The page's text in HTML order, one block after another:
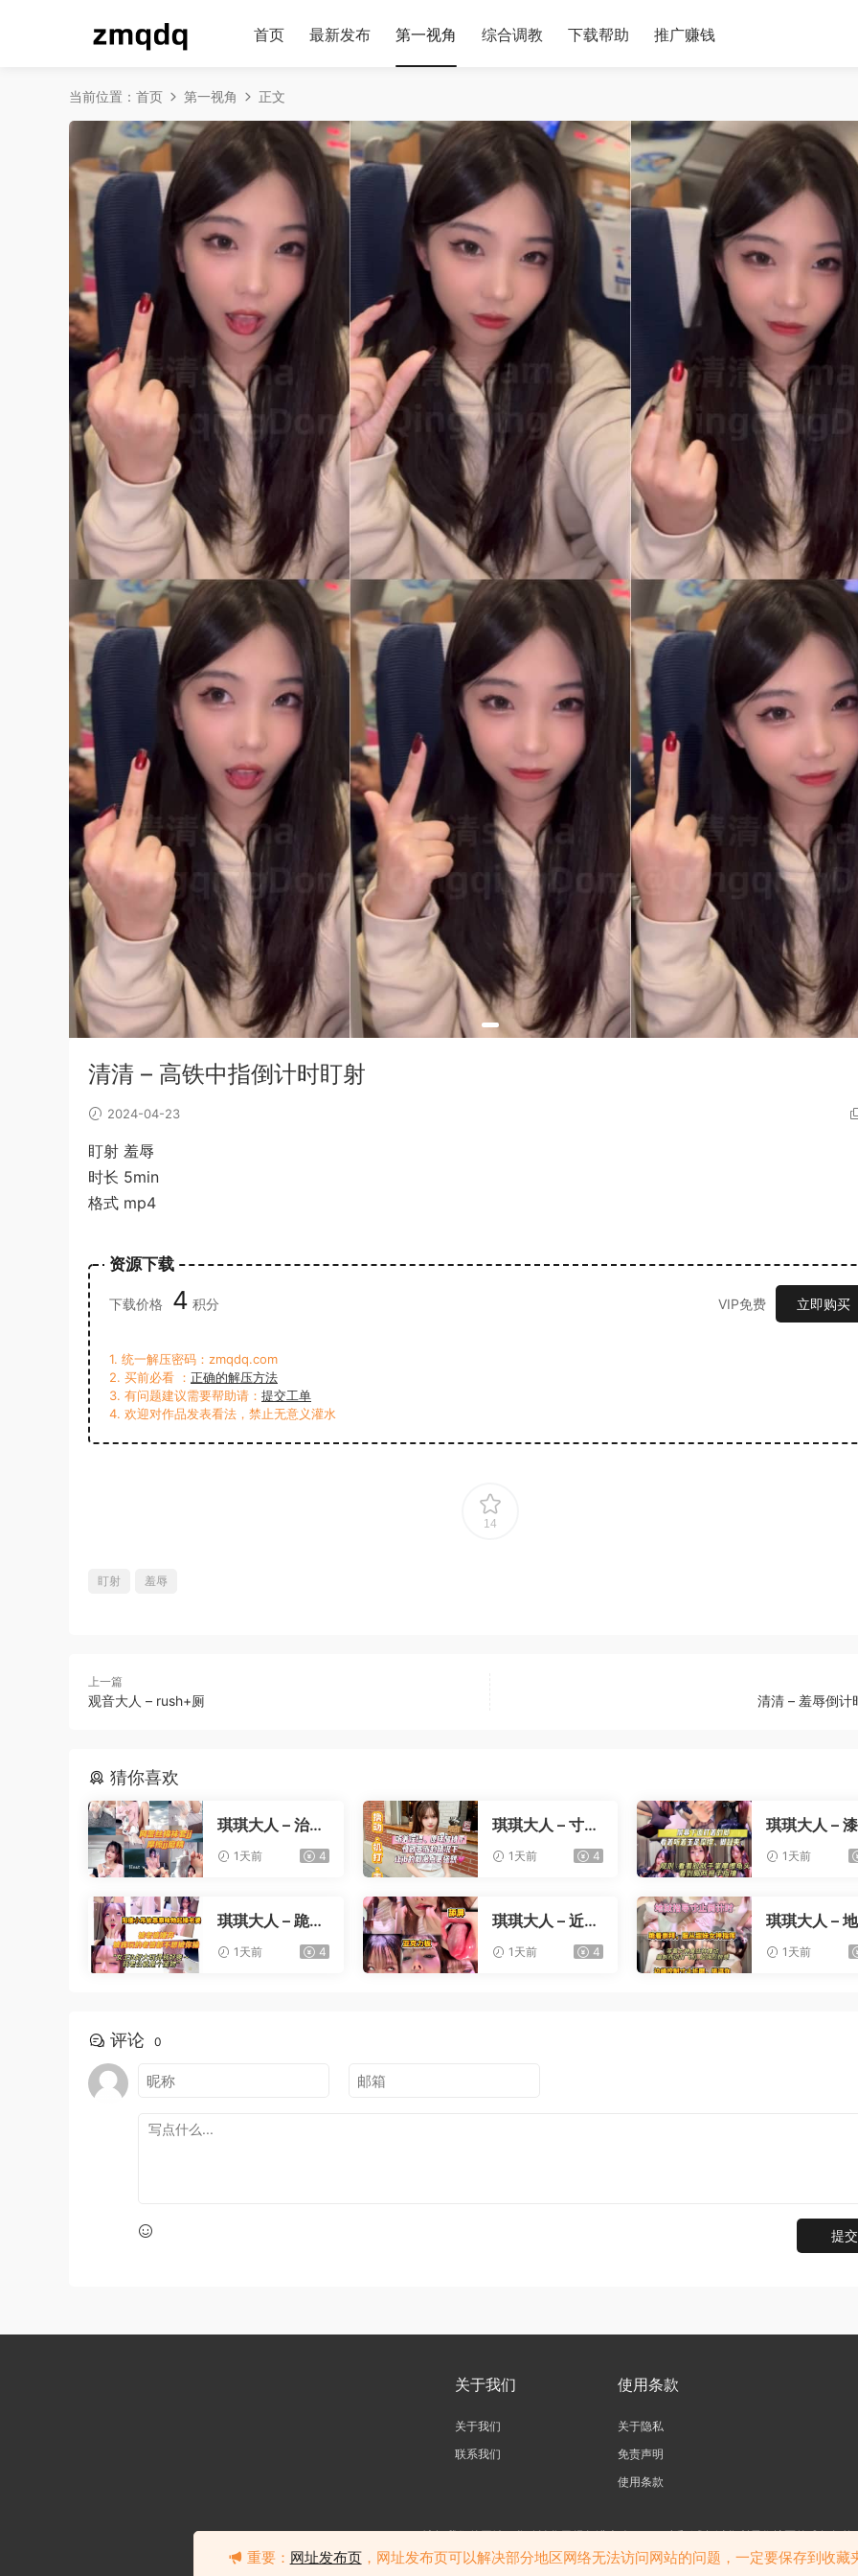
首页 最新发布 第一视角 综合调教 下载帮助 推广赚钱
当前位置： 首页 第一视角 正文
清清 – 高铁中指倒计时盯射
2024-04-23
盯射 羞辱
时长 5min
格式 mp4
资源下载
下载价格 4 积分 VIP免费 立即购买
1. 统一解压密码：zmqdq.com
2. 买前必看 ： 正确的解压方法
3. 有问题建议需要帮助请： 提交工单
4. 欢迎对作品发表看法，禁止无意义灌水
14
盯射 羞辱
上一篇
观音大人 – rush+厕 清清 – 羞辱倒计
猜你喜欢
琪琪大人 – 治疗
1天前 4
琪琪大人 – 寸止
责罚流精挑战
1天前 4
琪琪大人 –
1天前
琪琪大人 – 跪着
看我玩你老婆
1天前 4
琪琪大人 – 近距
1天前 4
琪琪大人 –
1天前
评论 0
提交
关于我们
关于我们
联系我们
使用条款
关于隐私
免责声明
使用条款
访问我们的网站，您确认您已经年满十八（18）岁和/或超过您所居住辖区的成年年龄
站内大部分资源收集于网络，若侵犯了您的合法权益，请联系我们。
重要： 网址发布页，网址发布页可以解决部分地区网络无法访问网站的问题，一定要保存到收藏